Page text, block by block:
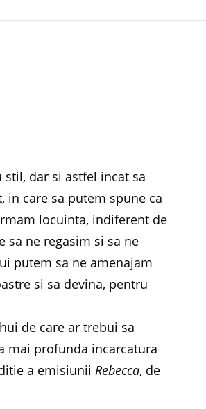
dar si astfel incat sa
in care sa putem spune ca
locuinta, indiferent de
sa ne regasim si sa ne
putem sa ne amenajam
si sa devina, pentru
de care ar trebui sa
mai profunda incarcatura
a emisiunii Rebecca, de